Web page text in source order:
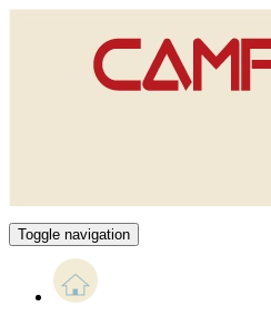
Toggle navigation